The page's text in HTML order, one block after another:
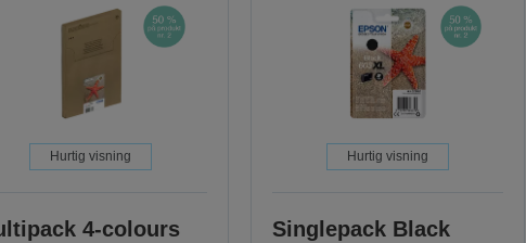
Hurtig visning
4-colours
Hurtig visning
Singlepack Black